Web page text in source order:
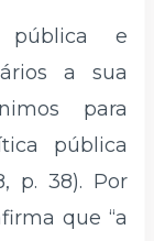
pública e
a sua
para
pública
p. 38). Por
que “a